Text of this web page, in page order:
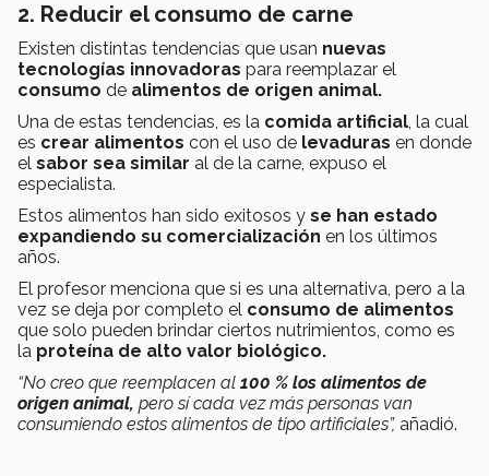
2. Reducir el consumo de carne
Existen distintas tendencias que usan nuevas
tecnologías innovadoras para reemplazar el
consumo de alimentos de origen animal.
Una de estas tendencias, es la comida artificial, la cual
es crear alimentos con el uso de levaduras en donde
el sabor sea similar al de la carne, expuso el
especialista.
Estos alimentos han sido exitosos y se han estado
expandiendo su comercialización en los últimos
años.
El profesor menciona que si es una alternativa, pero a la
vez se deja por completo el consumo de alimentos
que solo pueden brindar ciertos nutrimientos, como es
la proteína de alto valor biológico.
“No creo que reemplacen al 100 % los alimentos de
origen animal, pero sí cada vez más personas van
consumiendo estos alimentos de tipo artificiales”, añadió.